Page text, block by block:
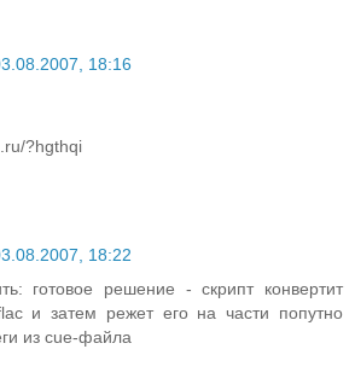
18:16
?hgthqi
18:22
готовое решение - скрипт конвертит
и затем режет его на части попутно
из cue-файла